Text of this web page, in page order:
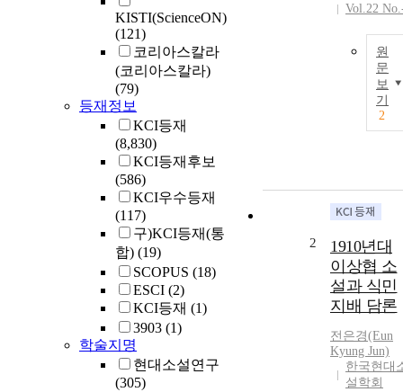
KISTI(ScienceON)
(121)
코리아스칼라
(코리아스칼라)
(79)
등재정보
KCI등재
(8,830)
KCI등재후보
(586)
KCI우수등재
(117)
구)KCI등재(통
합) (19)
SCOPUS (18)
ESCI (2)
KCI등재 (1)
3903 (1)
학술지명
현대소설연구
(305)
Vol.22
원
문
보
기
2
2
1910년대
이상협 소
설과 식민
지배 담론
전은경(Eun
Kyung Jun)
한국현대
설학회